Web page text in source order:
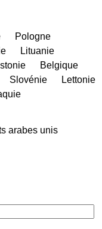
Pologne
Lituanie
Belgique
Slovénie
Lettonie
arabes unis